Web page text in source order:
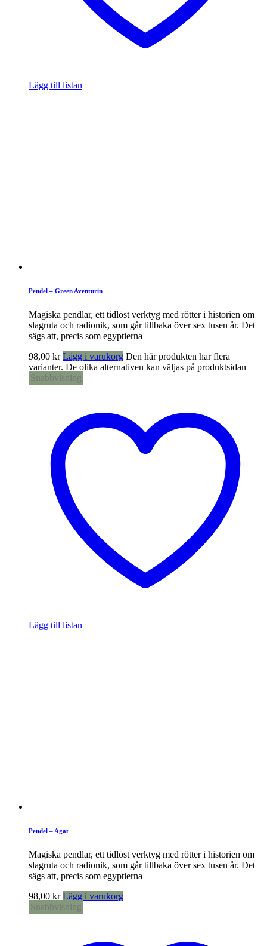
Lägg till listan
Pendel – Green Aventurin
Magiska pendlar, ett tidlöst verktyg med rötter i historien om
slagruta och radionik, som går tillbaka över sex tusen år. Det
sägs att, precis som egyptierna
98,00 kr Lägg i varukorg Den här produkten har flera
varianter. De olika alternativen kan väljas på produktsidan
Snabbvisning
Lägg till listan
Pendel – Agat
Magiska pendlar, ett tidlöst verktyg med rötter i historien om
slagruta och radionik, som går tillbaka över sex tusen år. Det
sägs att, precis som egyptierna
98,00 kr Lägg i varukorg
Snabbvisning